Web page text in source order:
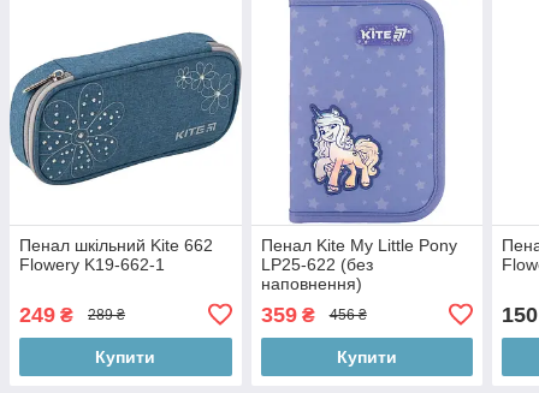
Пенал шкільний Kite 662
Flowery K19-662-1
249 ₴ 289 ₴
Купити
Пенал Kite My Little Pony
LP25-622 (без
наповнення)
359₴ 456 ₴
Купити
150